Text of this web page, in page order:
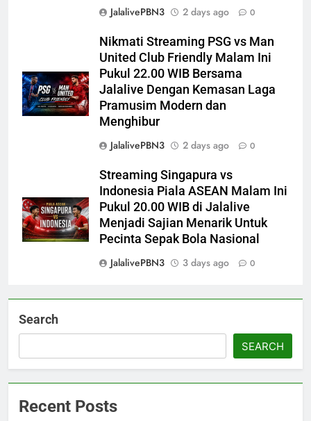
JalalivePBN3
2 days ago 0
Nikmati Streaming PSG vs Man
United Club Friendly Malam Ini
Pukul 22.00 WIB Bersama
Jalalive Dengan Kemasan Laga
Pramusim Modern dan
Menghibur
JalalivePBN3
2 days ago 0
Streaming Singapura vs
Indonesia Piala ASEAN Malam Ini
Pukul 20.00 WIB di Jalalive
Menjadi Sajian Menarik Untuk
Pecinta Sepak Bola Nasional
JalalivePBN3
3 days ago 0
Search
SEARCH
Recent Posts